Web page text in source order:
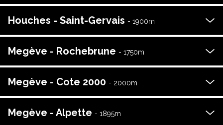
Houches - Saint-Gervais - 1900m
Megève - Rochebrune - 1750m
Megève - Cote 2000 - 2000m
Megève - Alpette - 1895m